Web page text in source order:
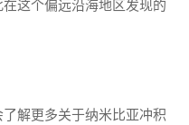
这个偏远沿海地区发现的
解更多关于纳米比亚冲积